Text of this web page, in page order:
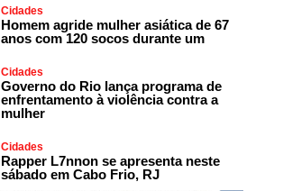
Cidades
Homem agride mulher asiática de 67
anos com 120 socos durante um
Cidades
Governo do Rio lança programa de
enfrentamento à violência contra a
mulher
Cidades
Rapper L7nnon se apresenta neste
sábado em Cabo Frio, RJ